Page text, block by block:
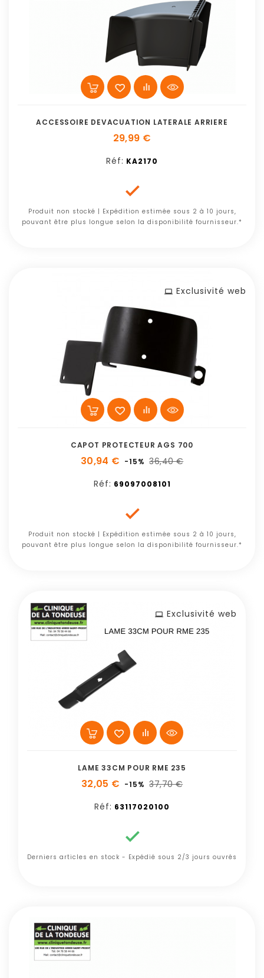
ACCESSOIRE DEVACUATION LATERALE ARRIERE
29,99 €
Réf: KA2170

Produit non stocké | Expédition estimée sous 2 à 10 jours,
pouvant être plus longue selon la disponibilité fournisseur.*
Exclusivité web
CAPOT PROTECTEUR AGS 700
30,94 € -15% 36,40 €
Réf: 69097008101

Produit non stocké | Expédition estimée sous 2 à 10 jours,
pouvant être plus longue selon la disponibilité fournisseur.*
Exclusivité web
LAME 33CM POUR RME 235
32,05 € -15% 37,70 €
Réf: 63117020100

Derniers articles en stock - Expédié sous 2/3 jours ouvrés